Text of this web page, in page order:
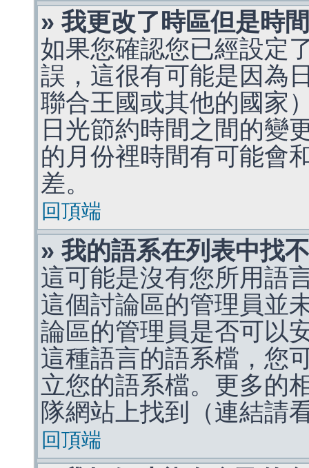
» 我更改了時區但是時
如果您確認您已經設定
誤，這很有可能是因為
聯合王國或其他的國家
日光節約時間之間的變
的月份裡時間有可能會
差。
回頂端
» 我的語系在列表中找
這可能是沒有您所用語
這個討論區的管理員並
論區的管理員是否可以
這種語言的語系檔，您
立您的語系檔。更多的
隊網站上找到（連結請
回頂端